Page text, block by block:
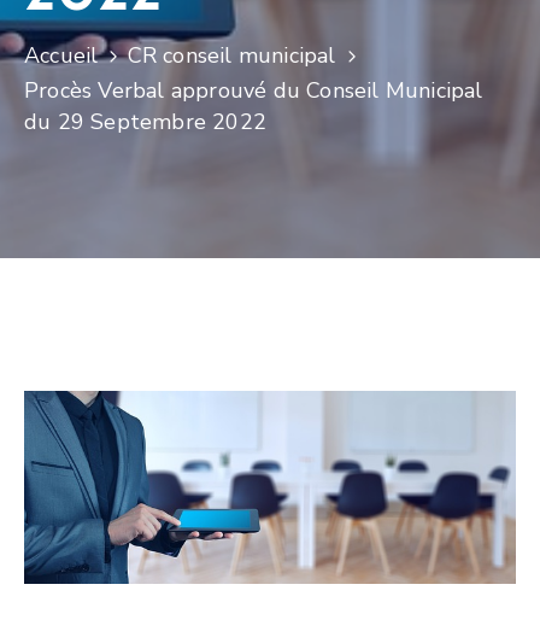
Accueil
CR conseil municipal
Procès Verbal approuvé du Conseil Municipal
du 29 Septembre 2022